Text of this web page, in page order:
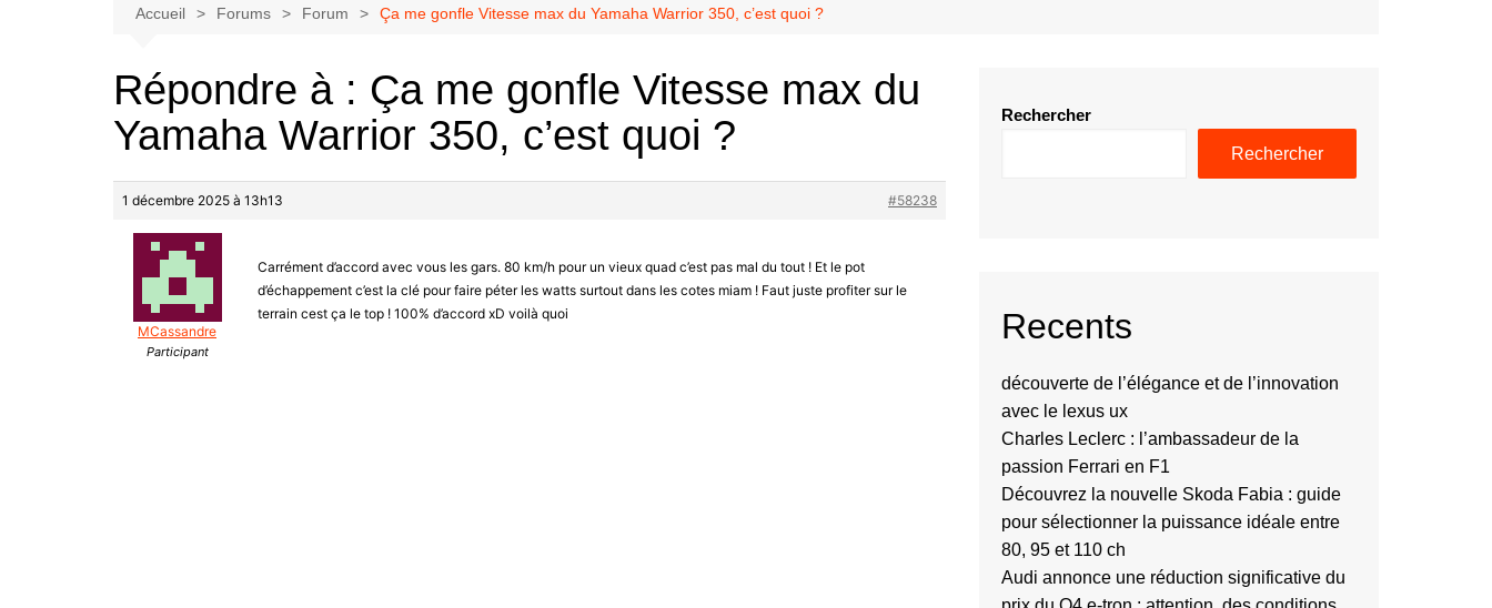
Accueil Forums Forum Ça me gonfle Vitesse max du Yamaha Warrior 350, c’est quoi ?
Répondre à : Ça me gonfle Vitesse max du
Yamaha Warrior 350, c’est quoi ?
1 décembre 2025 à 13h13 #58238
MCassandre
Participant
Carrément d’accord avec vous les gars. 80 km/h pour un vieux quad c’est pas mal du tout ! Et le pot
d’échappement c’est la clé pour faire péter les watts surtout dans les cotes miam ! Faut juste profiter sur le
terrain cest ça le top ! 100% d’accord xD voilà quoi
Rechercher
Rechercher
Recents
découverte de l’élégance et de l’innovation
avec le lexus ux
Charles Leclerc : l’ambassadeur de la
passion Ferrari en F1
Découvrez la nouvelle Skoda Fabia : guide
pour sélectionner la puissance idéale entre
80, 95 et 110 ch
Audi annonce une réduction significative du